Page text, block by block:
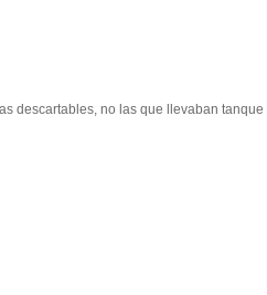
descartables, no las que llevaban